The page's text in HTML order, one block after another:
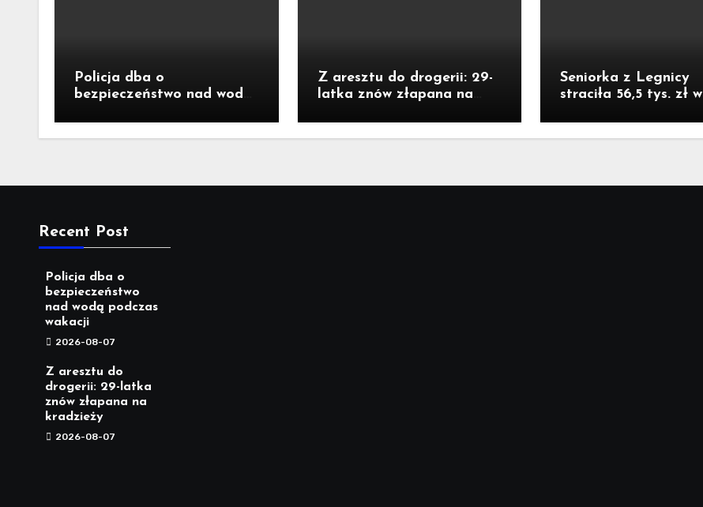
Policja dba o
bezpieczeństwo nad wodą
Z aresztu do drogerii: 29-
latka znów złapana na
Seniorka z Legnicy
straciła 56,5 tys. zł w
Recent Post
Policja dba o
bezpieczeństwo
nad wodą podczas
wakacji
2026-08-07
Z aresztu do
drogerii: 29-latka
znów złapana na
kradzieży
2026-08-07